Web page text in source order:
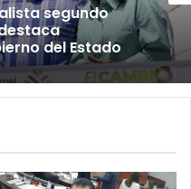
segundo
del Estado